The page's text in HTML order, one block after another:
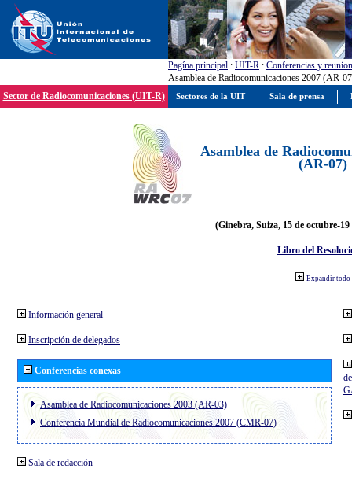
Pagína principal : UIT-R : Conferencias y
Asamblea de Radiocomunicaciones 2007 (AR-
Sector de Radiocomunicaciones (UIT-R)
Asamblea de
(AR-07)
(Ginebra, Suiza, 15 de octubre-19
Libro del
Expandir todo
Información general
Inscripción de delegados
Conferencias conexas
Asamblea de Radiocomunicaciones 2003 (AR-03)
Conferencia Mundial de Radiocomunicaciones 2007 (CMR-07)
Sala de redacción
Sectores de la UIT Sala de prensa